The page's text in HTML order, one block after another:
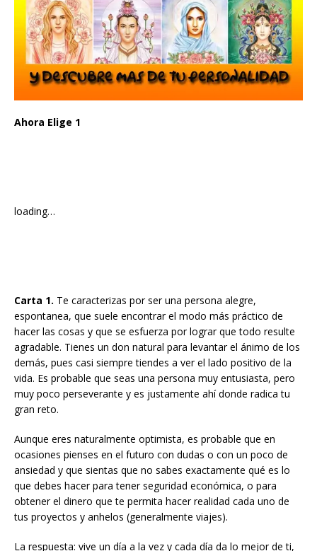
Ahora Elige 1
loading…
Carta 1. Te caracterizas por ser una persona alegre,
espontanea, que suele encontrar el modo más práctico de
hacer las cosas y que se esfuerza por lograr que todo resulte
agradable. Tienes un don natural para levantar el ánimo de los
demás, pues casi siempre tiendes a ver el lado positivo de la
vida. Es probable que seas una persona muy entusiasta, pero
muy poco perseverante y es justamente ahí donde radica tu
gran reto.
Aunque eres naturalmente optimista, es probable que en
ocasiones pienses en el futuro con dudas o con un poco de
ansiedad y que sientas que no sabes exactamente qué es lo
que debes hacer para tener seguridad económica, o para
obtener el dinero que te permita hacer realidad cada uno de
tus proyectos y anhelos (generalmente viajes).
La respuesta: vive un día a la vez y cada día da lo mejor de ti,